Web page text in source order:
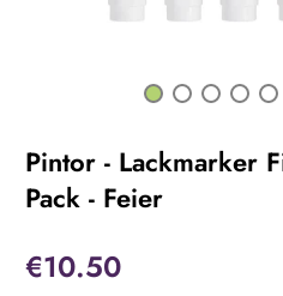
Pintor - Lackmarker
Pack - Feier
€10.50